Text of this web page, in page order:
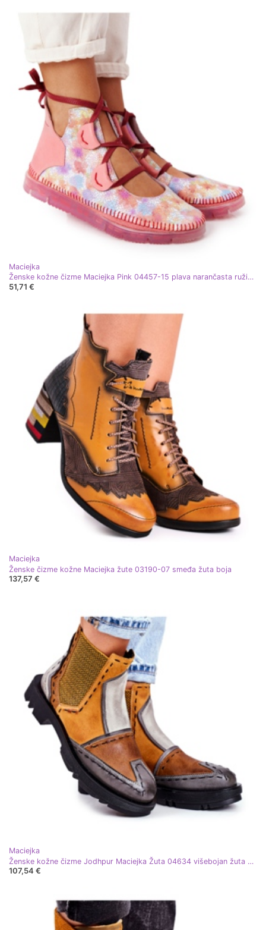
Maciejka
Ženske kožne čizme Maciejka Pink 04457-15 plava narančasta ružičasta zelena žuta boja
51,71 €
Maciejka
Ženske čizme kožne Maciejka žute 03190-07 smeđa žuta boja
137,57 €
Maciejka
Ženske kožne čizme Jodhpur Maciejka Žuta 04634 višebojan žuta boja
107,54 €